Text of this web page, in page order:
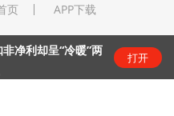
页 APP下载
净利却呈“冷暖”两
打开